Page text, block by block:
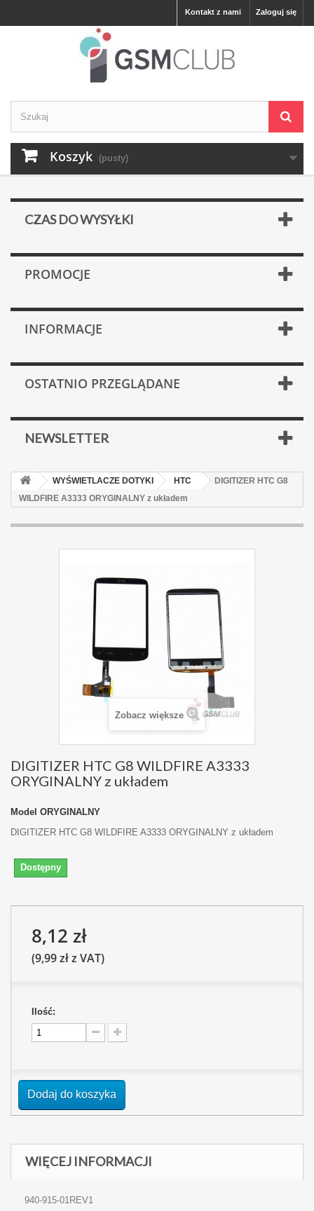
Zaloguj się
Kontakt z nami
Koszyk (pusty)
CZAS DO WYSYŁKI
PROMOCJE
INFORMACJE
OSTATNIO PRZEGLĄDANE
NEWSLETTER
WYŚWIETLACZE DOTYKI HTC
DIGITIZER HTC G8
WILDFIRE A3333 ORYGINALNY z układem
Zobacz większe
DIGITIZER HTC G8 WILDFIRE A3333
ORYGINALNY z układem
Model ORYGINALNY
DIGITIZER HTC G8 WILDFIRE A3333 ORYGINALNY z układem
Dostępny
8,12 zł
(9,99 zł z VAT)
Ilość:
Dodaj do koszyka
WIĘCEJ INFORMACJI
940-915-01REV1